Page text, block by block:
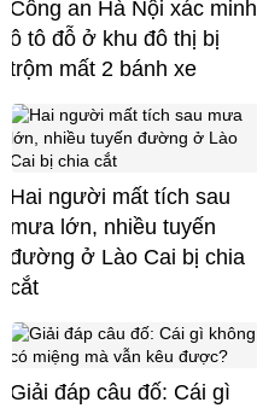
Công an Hà Nội xác minh
ô tô đỗ ở khu đô thị bị
trộm mất 2 bánh xe
Hai người mất tích sau
mưa lớn, nhiều tuyến
đường ở Lào Cai bị chia
cắt
Giải đáp câu đố: Cái gì